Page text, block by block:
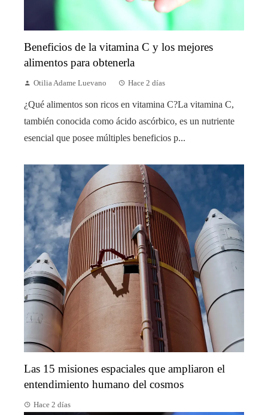
Beneficios de la vitamina C y los mejores
alimentos para obtenerla
Otilia Adame Luevano Hace 2 días
¿Qué alimentos son ricos en vitamina C?La vitamina C,
también conocida como ácido ascórbico, es un nutriente
esencial que posee múltiples beneficios p...
Las 15 misiones espaciales que ampliaron el
entendimiento humano del cosmos
Hace 2 días